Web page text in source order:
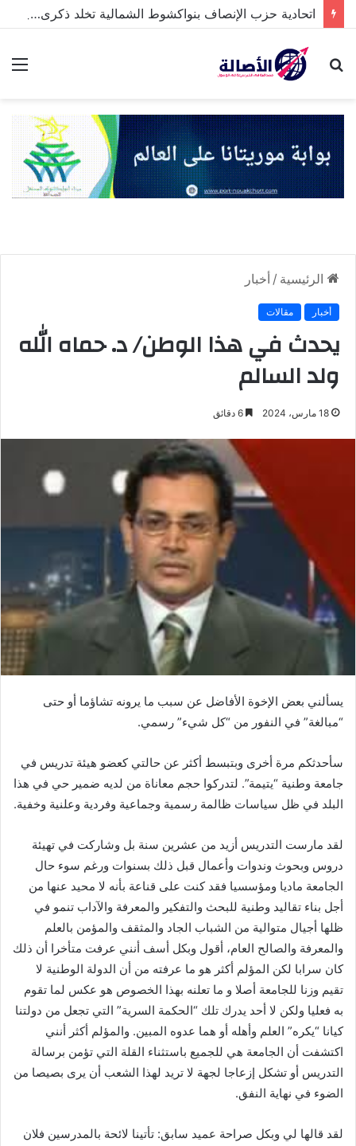
اتحادية حزب الإنصاف بنواكشوط الشمالية تخلد ذكرى تنصيب رئيس الجمهورية
بحث
الرئيسية / أخبار
أخبار مقالات
يحدث في هذا الوطن/ د. حماه الله
ولد السالم
18 مارس، 2024
يسألني بعض الإخوة الأفاضل عن سبب ما يرونه تشاؤما أو حتى
“مبالغة” في النفور من “كل شيء” رسمي.
سأحدثكم مرة أخرى وبتبسط أكثر عن حالتي كعضو هيئة تدريس في
جامعة وطنية “يتيمة”. لتدركوا حجم معاناة من لديه ضمير حي في هذا
البلد في ظل سياسات ظالمة رسمية وجماعية وفردية وعلنية وخفية.
لقد مارست التدريس أزيد من عشرين سنة بل وشاركت في تهيئة
دروس وبحوث وندوات وأعمال قبل ذلك بسنوات ورغم سوء حال
الجامعة ماديا ومؤسسيا فقد كنت على قناعة بأنه لا محيد عنها من
أجل بناء تقاليد وطنية للبحث والتفكير والمعرفة والآداب تنمو في
ظلها أجيال متوالية من الشباب الجاد والمثقف والمؤمن بالعلم
والمعرفة والصالح العام، أقول وبكل أسف أنني عرفت متأخرا أن ذلك
كان سرابا لكن المؤلم أكثر هو ما عرفته من أن الدولة الوطنية لا
تقيم وزنا للجامعة أصلا و ما تعلنه بهذا الخصوص هو عكس لما تقوم
به فعليا ولكن لا أحد يدرك تلك “الحكمة السرية” التي تجعل من دولتنا
كيانا “يكره” العلم وأهله أو هما عدوه المبين. والمؤلم أكثر أنني
اكتشفت أن الجامعة هي للجميع باستثناء القلة التي تؤمن برسالة
التدريس أو تشكل إزعاجا لجهة لا تريد لهذا الشعب أن يرى بصيصا من
الضوء في نهاية النفق.
لقد قالها لي وبكل صراحة عميد سابق: تأتينا لائحة بالمدرسين فلان